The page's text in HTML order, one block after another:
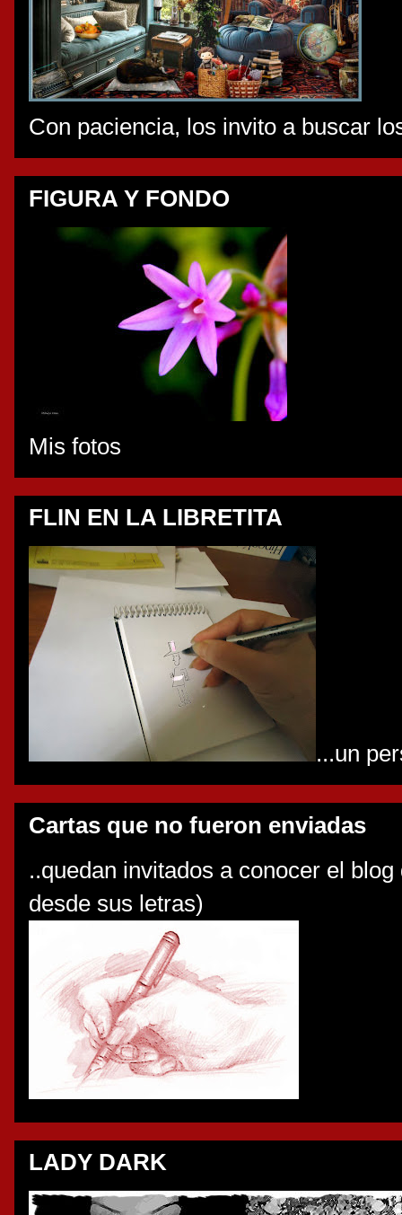
Con paciencia, los invito a buscar
FIGURA Y FONDO
Mis fotos
FLIN EN LA LIBRETITA
...un
Cartas que no fueron enviadas
..quedan invitados a conocer el
desde sus letras)
LADY DARK